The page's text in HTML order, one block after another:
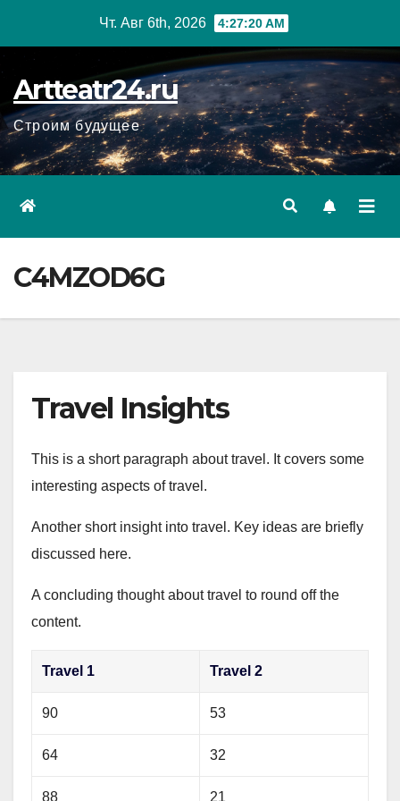
Чт. Авг 6th, 2026 4:27:21 AM
Artteatr24.ru
Строим будущее
C4MZOD6G
Travel Insights
This is a short paragraph about travel. It covers some
interesting aspects of travel.
Another short insight into travel. Key ideas are briefly
discussed here.
A concluding thought about travel to round off the
content.
Travel 1 Travel 2
90 53
64 32
88 21